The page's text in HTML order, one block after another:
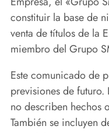
constituir la base de
venta de títulos de la
miembro del Grupo
Este comunicado de
previsiones de
no describen hechos
También se incluyen